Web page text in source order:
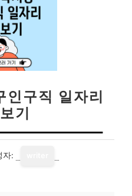
구직 일자리
기
자: